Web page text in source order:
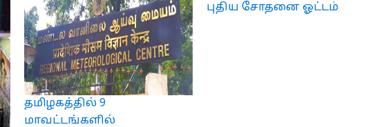
தமிழகத்தில் 9
மாவட்டங்களில்
புதிய சோதனை ஓட்டம்